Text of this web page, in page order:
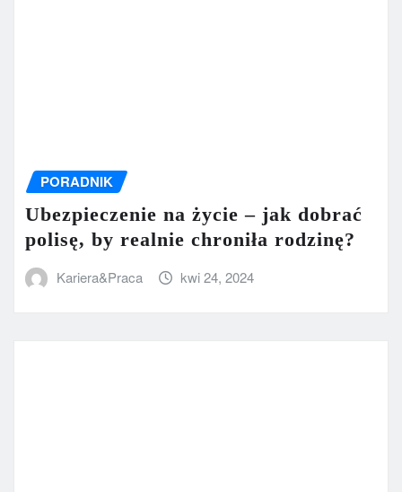
PORADNIK
Ubezpieczenie na życie – jak dobrać
polisę, by realnie chroniła rodzinę?
Kariera&Praca kwi 24, 2024